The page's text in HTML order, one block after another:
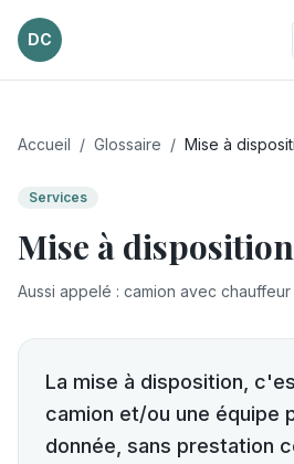
DC
Accueil / Glossaire / Mise à
Services
Mise à disposition
Aussi appelé : camion avec
La mise à disposition,
camion et/ou une équipe
donnée, sans prestation